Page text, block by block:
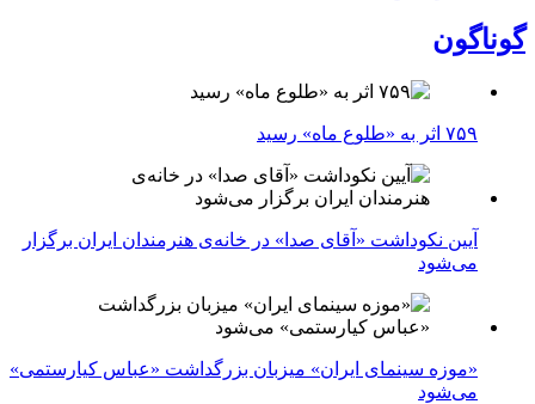
گوناگون
۷۵۹ اثر به «طلوع ماه» رسید
آیین نکوداشت «آقای صدا» در خانه‌ی هنرمندان ایران برگزار
می‌شود
«موزه سینمای ایران» میزبان بزرگداشت «عباس کیارستمی»
می‌شود